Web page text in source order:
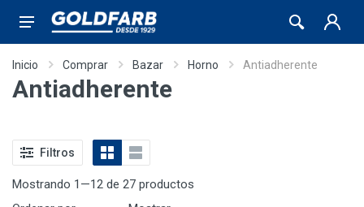
Inicio Comprar Bazar Horno Antiadherente
Antiadherente
Filtros
Mostrando 1—12 de 27 productos